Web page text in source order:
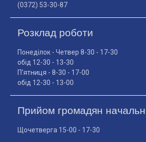
(0372) 53-30-87
Розклад роботи
Понеділок - Четвер 8-30 - 17-30
обід 12-30 - 13-30
П'ятниця - 8-30 - 17-00
обід 12-30 - 13-00
Прийом громадян
Щочетверга 15-00 - 17-30